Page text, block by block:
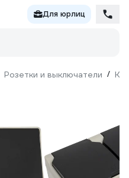
Для юрлиц
Розетки и выключатели /